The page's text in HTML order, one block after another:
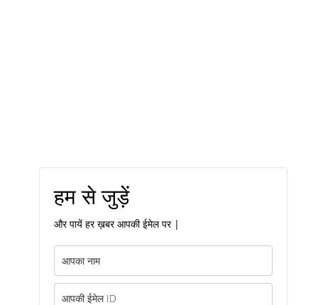
हम से जुड़ें
और पायें हर ख़बर आपकी ईमेल पर |